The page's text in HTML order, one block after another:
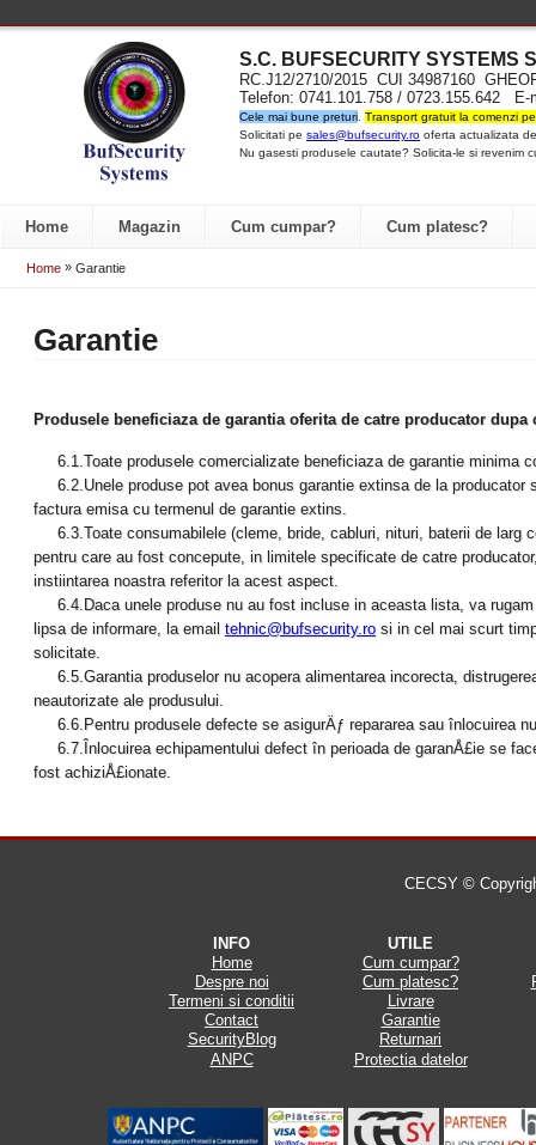
S.C. BUFSECURITY SYSTEMS
RC.J12/2710/2015 CUI 34987160
Telefon: 0741.101.758 / 0723.155.642
Cele mai bune preturi Transport gratuit la comenzi
Solicitati pe sales@bufsecurity.ro oferta actualizata
Nu gasesti produsele cautate? Solicita-le si revenim
Home Magazin Cum cumpar? Cum platesc?
Home » Garantie
Garantie
Produsele beneficiaza de garantia oferita de catre producator dupa
6.1.Toate produsele comercializate beneficiaza de garantie minima
6.2.Unele produse pot avea bonus garantie extinsa de la producator
factura emisa cu termenul de garantie extins.
6.3.Toate consumabilele (cleme, bride, cabluri, nituri, baterii de larg
pentru care au fost concepute, in limitele specificate de catre
instiintarea noastra referitor la acest aspect.
6.4.Daca unele produse nu au fost incluse in aceasta lista, va
lipsa de informare, la email tehnic@bufsecurity.ro si in cel mai scurt
solicitate.
6.5.Garantia produselor nu acopera alimentarea incorecta,
neautorizate ale produsului.
6.6.Pentru produsele defecte se asigurÄƒ repararea sau înlocuirea
6.7.Înlocuirea echipamentului defect în perioada de garanÅ£ie se
fost achiziÅ£ionate.
CECSY ©
INFO
UTILE
Home
Cum cumpar?
Despre noi
Cum platesc?
Termeni si conditii
Livrare
Contact
Garantie
SecurityBlog
Returnari
ANPC
Protectia datelor